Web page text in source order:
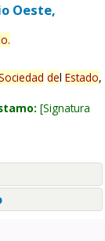
Oeste,
.
del Estado,
Signatura